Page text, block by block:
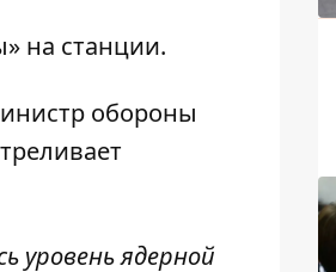
на станции.
обороны
уровень ядерной